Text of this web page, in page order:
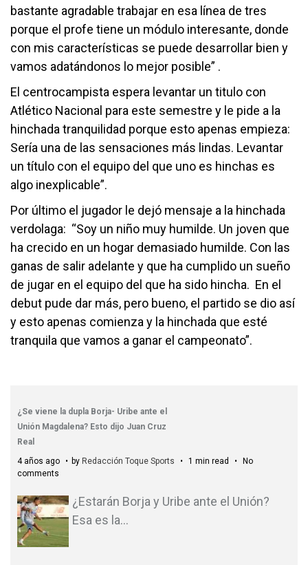
bastante agradable trabajar en esa línea de tres
porque el profe tiene un módulo interesante, donde
con mis características se puede desarrollar bien y
vamos adatándonos lo mejor posible” .
El centrocampista espera levantar un titulo con
Atlético Nacional para este semestre y le pide a la
hinchada tranquilidad porque esto apenas empieza:
Sería una de las sensaciones más lindas. Levantar
un título con el equipo del que uno es hinchas es
algo inexplicable”.
Por último el jugador le dejó mensaje a la hinchada
verdolaga: “Soy un niño muy humilde. Un joven que
ha crecido en un hogar demasiado humilde. Con las
ganas de salir adelante y que ha cumplido un sueño
de jugar en el equipo del que ha sido hincha. En el
debut pude dar más, pero bueno, el partido se dio así
y esto apenas comienza y la hinchada que esté
tranquila que vamos a ganar el campeonato”.
¿Se viene la dupla Borja- Uribe ante el
Unión Magdalena? Esto dijo Juan Cruz
Real
4 años ago
by Redacción Toque Sports 1 min read
No
comments
¿Estarán Borja y Uribe ante el Unión?
Esa es la…